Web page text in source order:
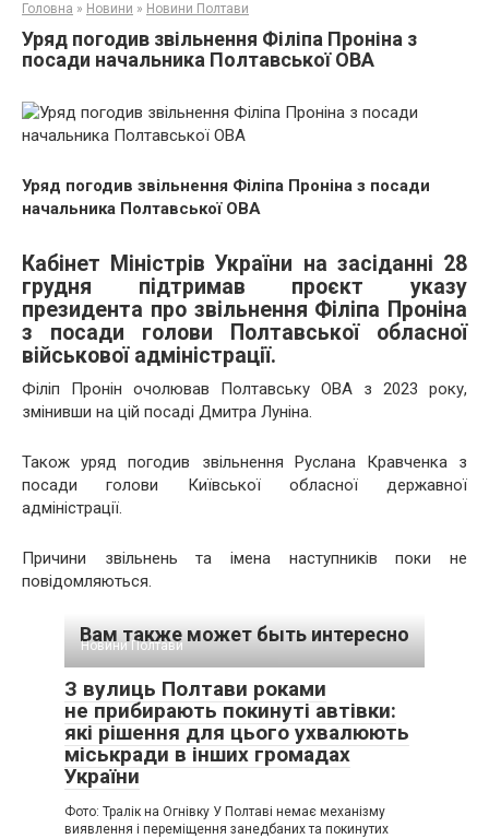
Головна » Новини » Новини Полтави
Уряд погодив звільнення Філіпа Проніна з
посади начальника Полтавської ОВА
Уряд погодив звільнення Філіпа Проніна з посади
начальника Полтавської ОВА
Кабінет Міністрів України на засіданні 28
грудня підтримав проєкт указу
президента про звільнення Філіпа Проніна
з посади голови Полтавської обласної
військової адміністрації.
Філіп Пронін очолював Полтавську ОВА з 2023 року,
змінивши на цій посаді Дмитра Луніна.
Також уряд погодив звільнення Руслана Кравченка з
посади голови Київської обласної державної
адміністрації.
Причини звільнень та імена наступників поки не
повідомляються.
Вам также может быть интересно
Новини Полтави
З вулиць Полтави роками
не прибирають покинуті автівки:
які рішення для цього ухвалюють
міськради в інших громадах
України
Фото: Тралік на Огнівку У Полтаві немає механізму
виявлення і переміщення занедбаних та покинутих